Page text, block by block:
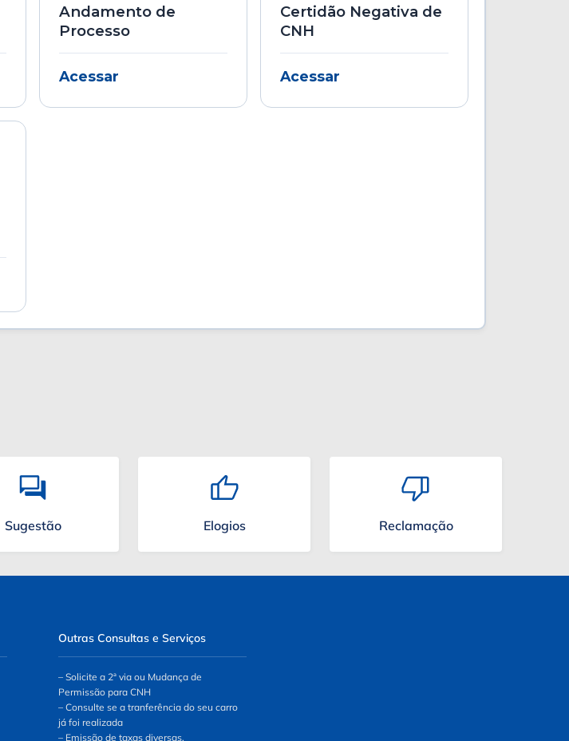
Andamento de
Processo
Acessar
Certidão Negativa de
CNH
Acessar
Sugestão Elogios Reclamação
Outras Consultas e Serviços
– Solicite a 2ª via ou Mudança de
Permissão para CNH
– Consulte se a tranferência do seu carro
já foi realizada
– Emissão de taxas diversas.